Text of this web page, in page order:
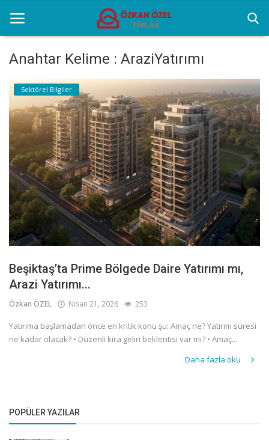
Anasayfa
Gayrettepe Binalar
Sektörel Bilgiler
Galeri
İletişim
Türkçe
Anahtar Kelime : AraziYatırımı
Sektörel Bilgiler
Beşiktaş’ta Prime Bölgede Daire Yatırımı mı,
Arazi Yatırımı...
Özkan ÖZEL Nisan 21, 2026 253
Yatırıma başlamadan önce en kritik konu şu: Amaç ne? Yatırım süresi
ne kadar olacak? • Düzenli kira geliri beklentisi var mı? • Amaç...
Daha fazla oku
POPÜLER YAZILAR